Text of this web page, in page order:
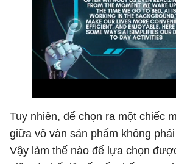
Tuy nhiên, để chọn ra một chiếc
giữa vô vàn sản phẩm không
Vậy làm thế nào để lựa chọn